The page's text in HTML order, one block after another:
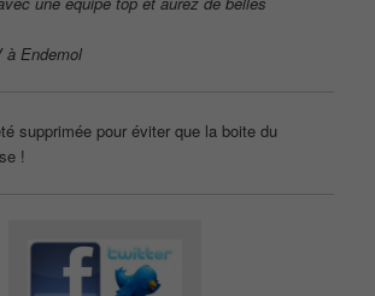
à Endemol
supprimée pour éviter que la boite du
!